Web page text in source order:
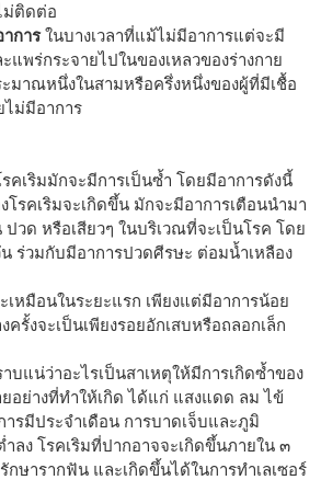
ม่ติดต่อ
การในบางเวลาที่แม้ไม่มีอาการแต่จะมี
แพร่กระจายไปในของเหลวของร่างกาย
มาณหนึ่งในสามหรือครึ่งหนึ่งของผู้ที่มีเชื้อ
ไม่มีอาการ
รคเริมมักจะมีการเป็นซ้ำ โดยมีอาการดังนี้
รคเริมจะเกิดขึ้น มักจะมีอาการเตือนนำมา
วด หรือเสียวๆ ในบริเวณที่จะเป็นโรค โดย
ร่วมกับมีอาการปวดศีรษะ ต่อมน้ำเหลือง
เหมือนในระยะแรก เพียงแต่มีอาการน้อย
ครั้งจะเป็นเพียงรอยอักเสบหรือถลอกเล็ก
บแน่ว่าอะไรเป็นสาเหตุให้มีการเกิดซ้ำของ
อย่างที่ทำให้เกิด ได้แก่ แสงแดด ลม ไข้
ารมีประจำเดือน การบาดเจ็บและภูมิ
ลง โรคเริมที่ปากอาจจะเกิดขึ้นภายใน ๓
ษารากฟัน และเกิดขึ้นได้ในการทำเลเซอร์